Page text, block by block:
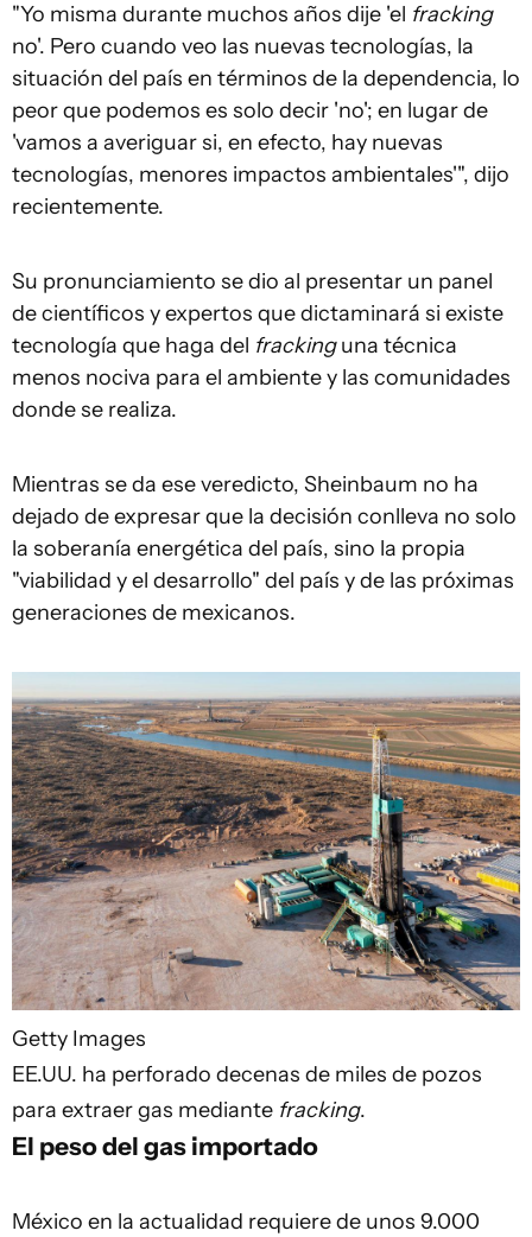
"Yo misma durante muchos años dije 'el fracking
no'. Pero cuando veo las nuevas tecnologías, la
situación del país en términos de la dependencia, lo
peor que podemos es solo decir 'no'; en lugar de
'vamos a averiguar si, en efecto, hay nuevas
tecnologías, menores impactos ambientales'", dijo
recientemente.
Su pronunciamiento se dio al presentar un panel
de científicos y expertos que dictaminará si existe
tecnología que haga del frackinguna técnica
menos nociva para el ambiente y las comunidades
donde se realiza.
Mientras se da ese veredicto, Sheinbaum no ha
dejado de expresar que la decisión conlleva no solo
la soberanía energética del país, sino la propia
"viabilidad y el desarrollo" del país y de las próximas
generaciones de mexicanos.
Getty Images
EE.UU. ha perforado decenas de miles de pozos
para extraer gas mediante fracking.
El peso del gas importado
México en la actualidad requiere de unos 9.000